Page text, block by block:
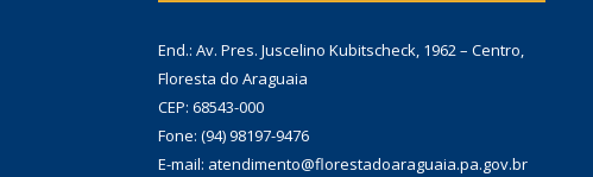
End.: Av. Pres. Juscelino Kubitscheck, 1962 – Centro,
Floresta do Araguaia
CEP: 68543-000
Fone: (94) 98197-9476
E-mail: atendimento@florestadoaraguaia.pa.gov.br